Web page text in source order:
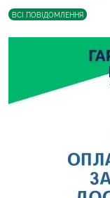
ВСІ ПОВІДОМЛЕННЯ